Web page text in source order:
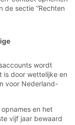
de sectie “Rechten
wordt
is door wettelijke en
voor Nederland-
en het
vijf jaar bewaard